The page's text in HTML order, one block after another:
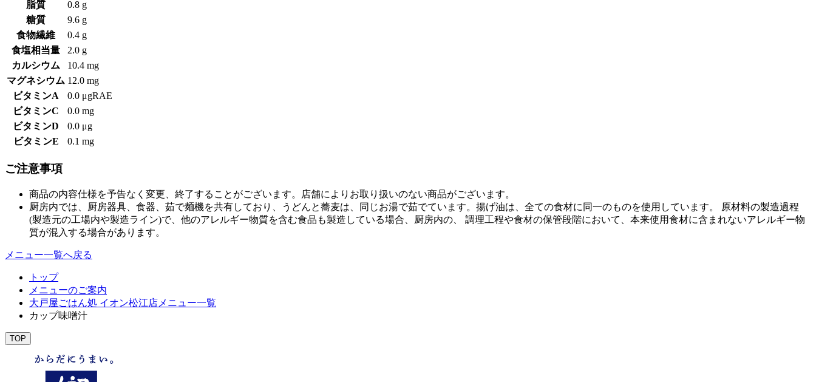
脂質
0.8 g
糖質
9.6 g
食物繊維
0.4 g
食塩相当量
2.0 g
カルシウム
10.4 mg
マグネシウム 12.0 mg
ビタミンA
0.0 μgRAE
ビタミンC
0.0 mg
ビタミンD
0.0 μg
ビタミンE
0.1 mg
ご注意事項
商品の内容仕様を予告なく変更、終了することがございます。店舗によりお取り扱いのない商品がございます。
厨房内では、厨房器具、食器、茹で麺機を共有しており、うどんと蕎麦は、同じお湯で茹でています。揚げ油は、全ての食材に同一のものを使用しています。 原材料の製造過程
(製造元の工場内や製造ライン)で、他のアレルギー物質を含む食品も製造している場合、厨房内の、 調理工程や食材の保管段階において、本来使用食材に含まれないアレルギー物
質が混入する場合があります。
メニュー一覧へ戻る
トップ
メニューのご案内
大戸屋ごはん処 イオン松江店メニュー一覧
カップ味噌汁
TOP